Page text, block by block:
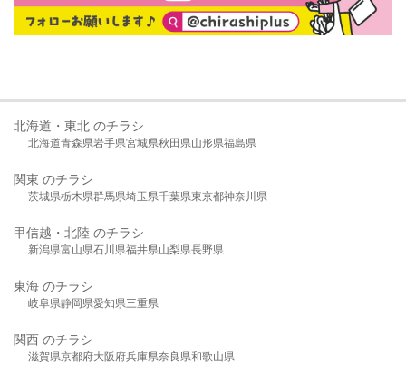
北海道・東北 のチラシ
北海道青森県岩手県宮城県秋田県山形県福島県
関東 のチラシ
茨城県栃木県群馬県埼玉県千葉県東京都神奈川県
甲信越・北陸 のチラシ
新潟県富山県石川県福井県山梨県長野県
東海 のチラシ
岐阜県静岡県愛知県三重県
関西 のチラシ
滋賀県京都府大阪府兵庫県奈良県和歌山県